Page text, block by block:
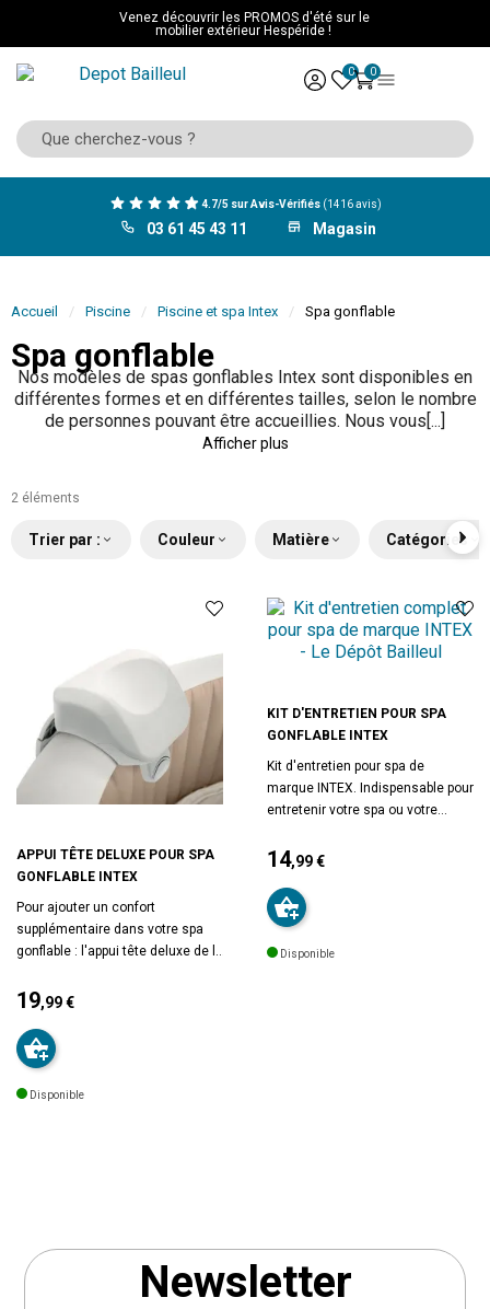
Venez découvrir les PROMOS d'été sur le
mobilier extérieur Hespéride !
0 0
4.7/5 sur Avis-Vérifiés (1416 avis)
03 61 45 43 11 Magasin
Accueil Piscine Piscine et spa Intex Spa gonflable
Spa gonflable
Nos modèles de spas gonflables Intex sont disponibles en
différentes formes et en différentes tailles, selon le nombre
de personnes pouvant être accueillies. Nous vous[...]
Afficher plus
2 éléments
Trier par : Couleur Matière Catégories
APPUI TÊTE DELUXE POUR SPA
GONFLABLE INTEX
Pour ajouter un confort
supplémentaire dans votre spa
gonflable : l'appui tête deluxe de la
polyuréthane, son design
parfaitement la forme de votre
tête. Son système d'attache
un spa gonflable. Dimensions :
Prix
19,99 €
Disponible
KIT D'ENTRETIEN POUR SPA
GONFLABLE INTEX
Kit d'entretien pour spa de
marque INTEX. Indispensable pour
entretenir votre spa ou votre
contenant : 1 brosse incurvée
intérieures + 1 filet en maille pour
récupérer les feuilles et autres
éliminer la saleté et les traces.
Prix
14,99 €
Disponible
Newsletter